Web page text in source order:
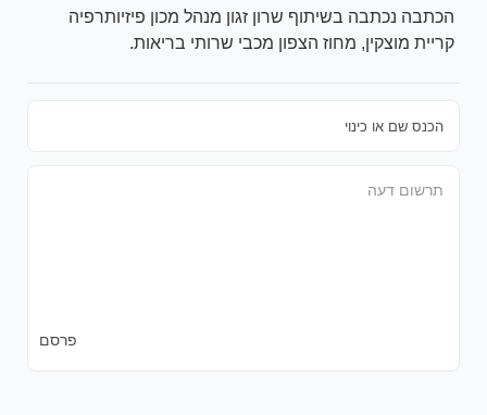
הכתבה נכתבה בשיתוף שרון זגון מנהל מכון פיזיותרפיה
קריית מוצקין, מחוז הצפון מכבי שרותי בריאות.
פרסם